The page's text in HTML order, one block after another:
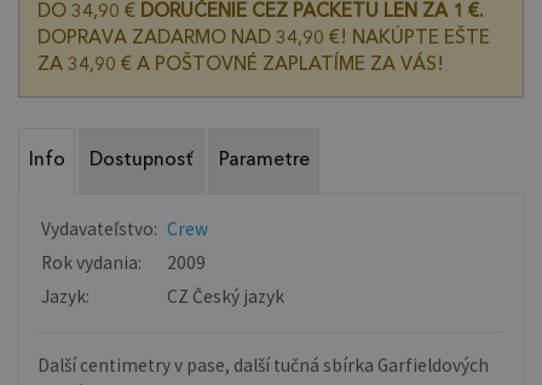
DO 34,90 € DORUČENIE CEZ PACKETU LEN ZA 1 €.
DOPRAVA ZADARMO NAD 34,90 €! NAKÚPTE EŠTE
ZA 34,90 € A POŠTOVNÉ ZAPLATÍME ZA VÁS!
Info Dostupnosť Parametre
Vydavateľstvo: Crew
Rok vydania:
2009
Jazyk:
CZ Český jazyk
Další centimetry v pase, další tučná sbírka Garfieldových